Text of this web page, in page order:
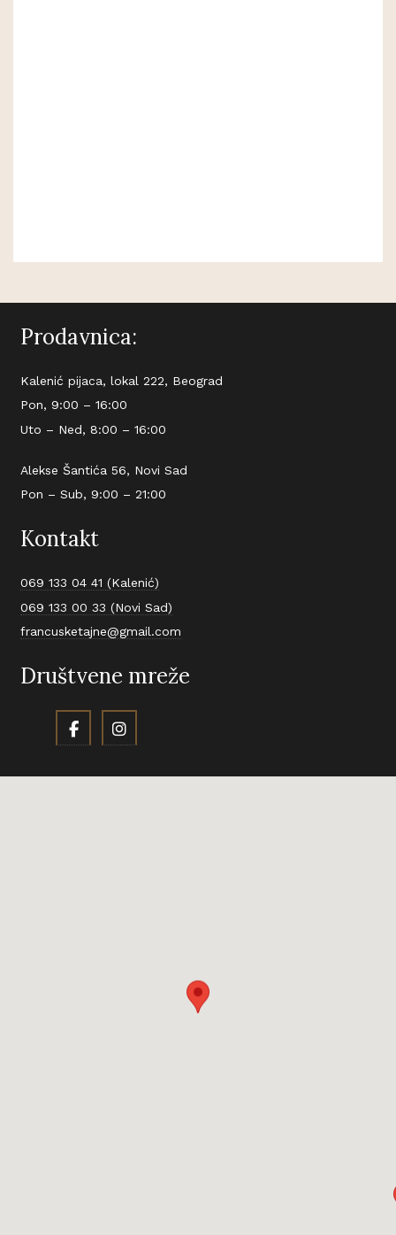
Prodavnica:
Kalenić pijaca, lokal 222, Beograd
Pon, 9:00 – 16:00
Uto – Ned, 8:00 – 16:00
Alekse Šantića 56, Novi Sad
Pon – Sub, 9:00 – 21:00
Kontakt
069 133 04 41 (Kalenić)
069 133 00 33 (Novi Sad)
francusketajne@gmail.com
Društvene mreže